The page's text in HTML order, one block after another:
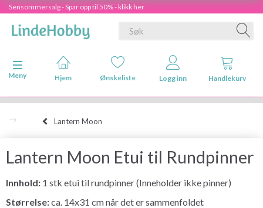
Sensommersalg - Spar opp til 50% - klikk her
Veksle navigasjon
Meny
Hjem Ønskeliste Logg inn Handlekurv
Lantern Moon
Lantern Moon Etui til Rundpinner
Innhold: 1 stk etui til rundpinner (Inneholder ikke pinner)
Størrelse:ca. 14x31 cm når det er sammenfoldet